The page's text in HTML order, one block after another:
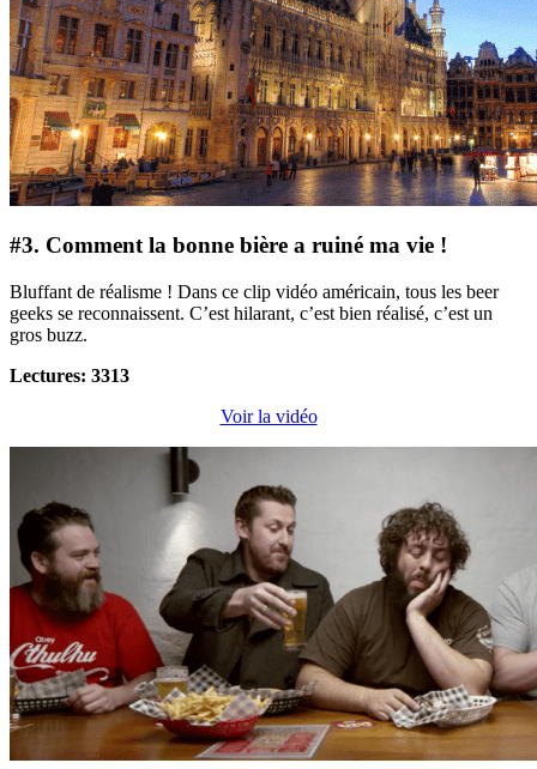
#3. Comment la bonne bière a ruiné ma vie !
Bluffant de réalisme ! Dans ce clip vidéo américain, tous les beer
geeks se reconnaissent. C’est hilarant, c’est bien réalisé, c’est un
gros buzz.
Lectures: 3313
Voir la vidéo